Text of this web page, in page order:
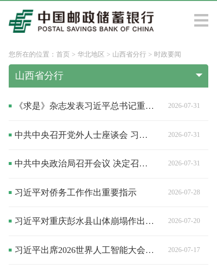
您所在的位置： 首页> 华北地区 > 山西省分行> 时政要闻
山西省分行
2026-07-31
《求是》杂志发表习近平总书记重要文章《加快建设健康中国》
2026-07-31
中共中央召开党外人士座谈会 习近平主持并发表重要讲话
2026-07-31
中共中央政治局召开会议 决定召开二十届五中全会 分析研究当前经济形势和经济工作 中共中央总书记习近平主持会议
2026-07-28
习近平对侨务工作作出重要指示
2026-07-20
习近平对重庆彭水县山体崩塌作出重要指示
2026-07-17
习近平出席2026世界人工智能大会暨人工智能全球治理高级别会议开幕式并发表主旨讲话